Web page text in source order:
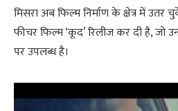
मिसरा अब फिल्म निर्माण के क्षेत्र में उतर
फीचर फिल्म ‘कूद’ रिलीज कर दी है,
पर उपलब्ध है।